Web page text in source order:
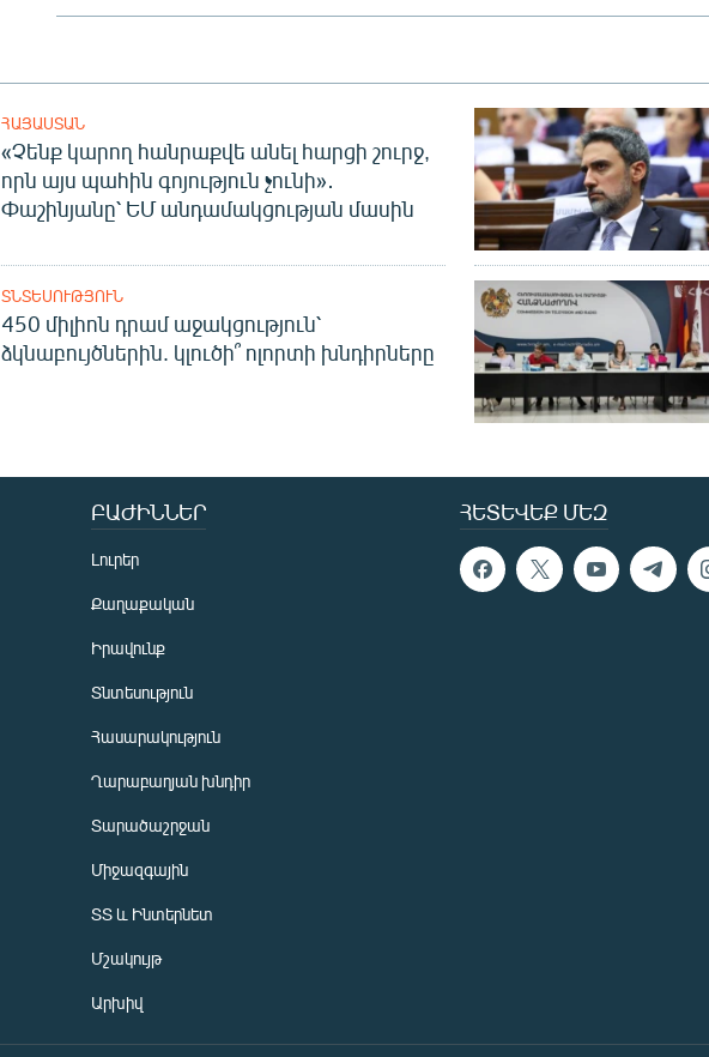
ՀԱՅԱՍՏԱՆ
«Չենք կարող հանրաքվե անել հարցի շուրջ,
որն այս պահին գոյություն չունի»․
Փաշինյանը՝ ԵՄ անդամակցության մասին
ՏՆՏԵՍՈՒԹՅՈՒՆ
450 միլիոն դրամ աջակցություն՝
ձկնաբույծներին. կլուծի՞ ոլորտի խնդիրները
ՀԵՏԵՎԵՔ ՄԵԶ
ԲԱԺԻՆՆԵՐ
Լուրեր
Քաղաքական
Իրավունք
Տնտեսություն
Հասարակություն
Ղարաբաղյան խնդիր
Տարածաշրջան
Միջազգային
ՏՏ և Ինտերնետ
Մշակույթ
Արխիվ